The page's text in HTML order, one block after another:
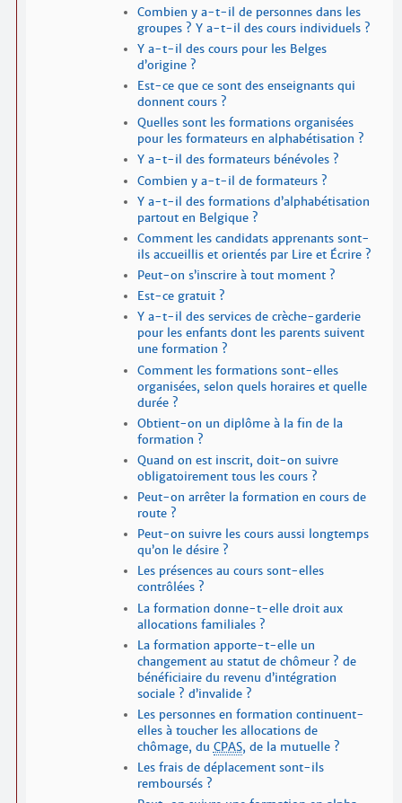
Combien y a-t-il de personnes dans les
groupes ? Y a-t-il des cours individuels ?
Y a-t-il des cours pour les Belges
d’origine ?
Est-ce que ce sont des enseignants qui
donnent cours ?
Quelles sont les formations organisées
pour les formateurs en alpha­bétisation ?
Y a-t-il des formateurs bénévoles ?
Combien y a-t-il de formateurs ?
Y a-t-il des formations d’alpha­bétisation
partout en Belgique ?
Comment les candidats apprenants sont-
ils accueillis et orientés par Lire et Écrire ?
Peut-on s’inscrire à tout moment ?
Est-ce gratuit ?
Y a-t-il des services de crèche-garderie
pour les enfants dont les parents suivent
une formation ?
Comment les formations sont-elles
organisées, selon quels horaires et quelle
durée ?
Obtient-on un diplôme à la fin de la
formation ?
Quand on est inscrit, doit-on suivre
obligatoirement tous les cours ?
Peut-on arrêter la formation en cours de
route ?
Peut-on suivre les cours aussi longtemps
qu’on le désire ?
Les présences au cours sont-elles
contrôlées ?
La formation donne-t-elle droit aux
allocations familiales ?
La formation apporte-t-elle un
changement au statut de chômeur ? de
bénéficiaire du revenu d’intégration
sociale ? d’invalide ?
Les personnes en formation continuent-
elles à toucher les allocations de
chômage, du CPAS, de la mutuelle ?
Les frais de déplacement sont-ils
remboursés ?